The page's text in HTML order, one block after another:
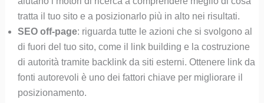
tratta il tuo sito e a posizionarlo più in alto nei risultati.
SEO off-page: riguarda tutte le azioni che si svolgono al
di fuori del tuo sito, come il link building e la costruzione
di autorità tramite backlink da siti esterni. Ottenere link da
fonti autorevoli è uno dei fattori chiave per migliorare il
posizionamento.